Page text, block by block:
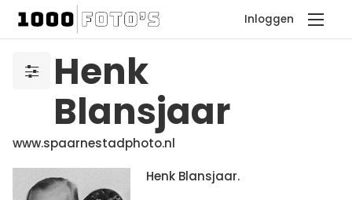
Inloggen
Henk
Blansjaar
www.spaarnestadphoto.nl
Henk Blansjaar.